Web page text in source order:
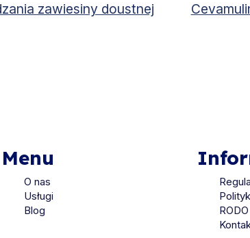
zawiesiny doustnej
Menu
O nas
Usługi
Blog
RODO